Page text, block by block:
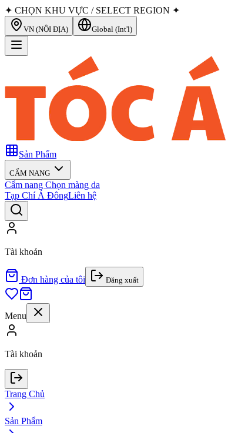
✦ CHỌN KHU VỰC / SELECT REGION ✦
VN (NỘI ĐỊA) Global (Int'l)
Sản Phẩm
CẨM NANG
Cẩm nang Chọn màng da
Tạp Chí Á ĐôngLiên hệ
Tài khoản
Đơn hàng của tôi Đăng xuất
Menu
Tài khoản
Trang Chủ
Sản Phẩm